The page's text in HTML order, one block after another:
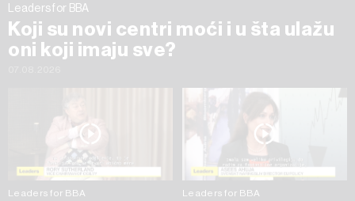
Leaders for BBA
Koji su novi centri moći i u šta ulažu
oni koji imaju sve?
Leaders for BBA Leaders for BBA